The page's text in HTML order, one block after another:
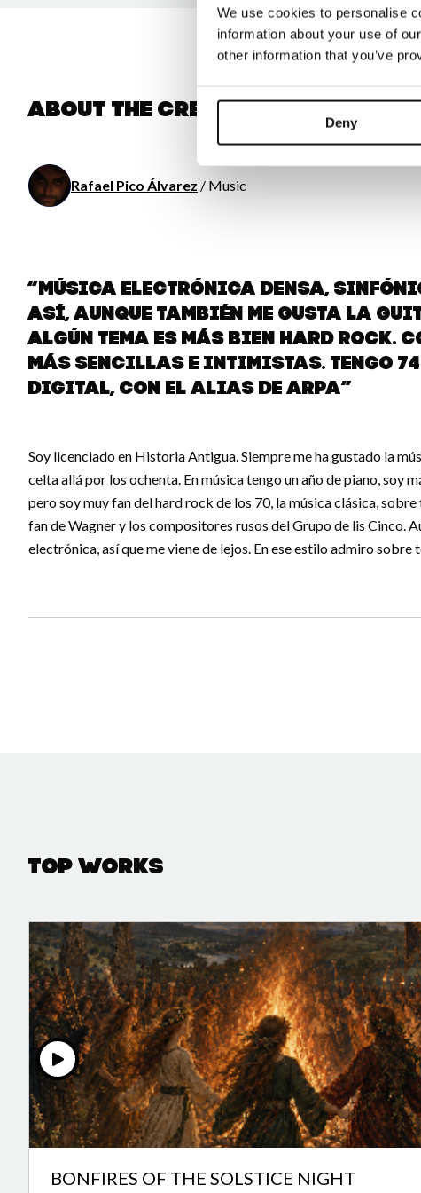
We use cookies to personalise
information about your use of
other information that you’ve
Deny
About the creator
Rafael Pico Álvarez / Music
“Música electrónica densa,
así, aunque también me gusta la
algún tema es más bien hard rock.
más sencillas e intimistas. Tengo 74
digital, con el alias de aRPA”
Soy licenciado en Historia Antigua. Siempre me ha gustado la
celta allá por los ochenta. En música tengo un año de piano, soy
pero soy muy fan del hard rock de los 70, la música clásica,
fan de Wagner y los compositores rusos del Grupo de lis Cinco.
electrónica, así que me viene de lejos. En ese estilo admiro sobre
Top Works
BONFIRES OF THE SOLSTICE NIGHT